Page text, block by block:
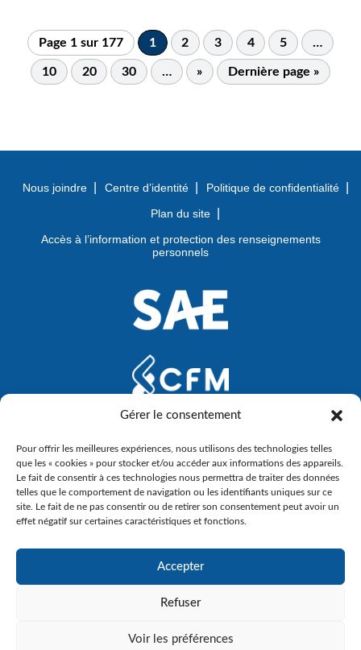
Gérer le consentement
Pour offrir les meilleures expériences, nous utilisons des technologies telles
que les « cookies » pour stocker et/ou accéder aux informations des appareils.
Le fait de consentir à ces technologies nous permettra de traiter des données
telles que le comportement de navigation ou les identifiants uniques sur ce
site. Le fait de ne pas consentir ou de retirer son consentement peut avoir un
effet négatif sur certaines caractéristiques et fonctions.
Accepter
Refuser
Voir les préférences
Page 1 sur 177 1 2 3 4 5 …
10 20 30 … » Dernière page »
Nous joindre Centre d’identité
Politique de confidentialité
Plan du site
Accès à l’information et protection des renseignements
personnels